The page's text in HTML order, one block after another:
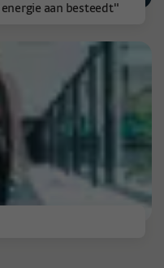
aan besteedt"